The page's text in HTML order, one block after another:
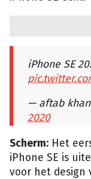
iPhone SE
— aftab
2020
Scherm: Het
iPhone SE is
voor het design